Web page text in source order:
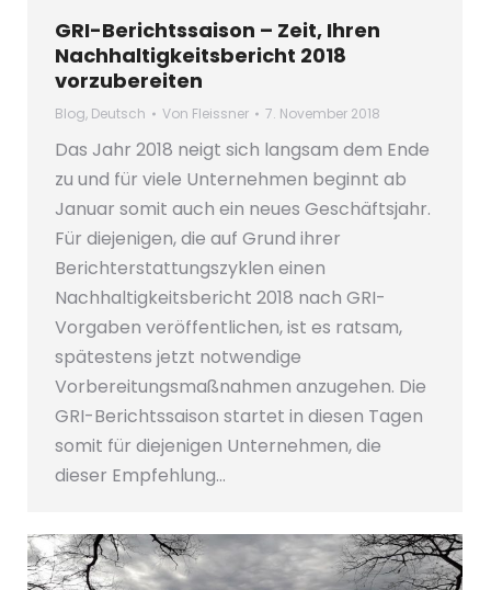
GRI-Berichtssaison – Zeit, Ihren
Nachhaltigkeitsbericht 2018
vorzubereiten
Blog, Deutsch Von Fleissner 7. November 2018
Das Jahr 2018 neigt sich langsam dem Ende
zu und für viele Unternehmen beginnt ab
Januar somit auch ein neues Geschäftsjahr.
Für diejenigen, die auf Grund ihrer
Berichterstattungszyklen einen
Nachhaltigkeitsbericht 2018 nach GRI-
Vorgaben veröffentlichen, ist es ratsam,
spätestens jetzt notwendige
Vorbereitungsmaßnahmen anzugehen. Die
GRI-Berichtssaison startet in diesen Tagen
somit für diejenigen Unternehmen, die
dieser Empfehlung…